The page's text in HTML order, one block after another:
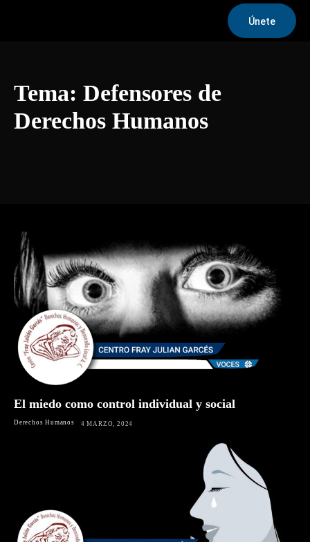
Únete
Tema: Defensores de
Derechos Humanos
El miedo como control individual y social
Derechos Humanos 4 MARZO, 2024